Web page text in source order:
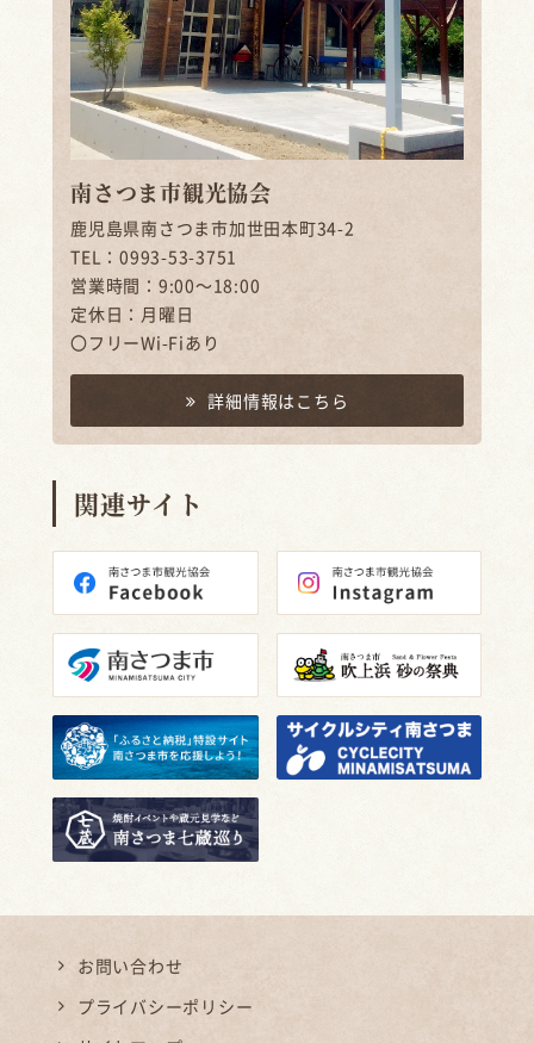
南さつま市観光協会
鹿児島県南さつま市加世田本町34-2
TEL：0993-53-3751
営業時間：9:00～18:00
定休日：月曜日
〇フリーWi-Fiあり
詳細情報はこちら
関連サイト
お問い合わせ
プライバシーポリシー